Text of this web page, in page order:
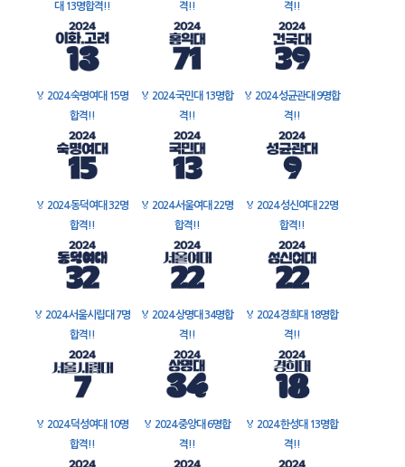
대 13명합격!!
격!!
격!!
🏅 2024 숙명여대 15명
합격!!
🏅 2024 국민대 13명합
격!!
🏅 2024 성균관대 9명합
격!!
🏅 2024 동덕여대 32명
합격!!
🏅 2024 서울여대 22명
합격!!
🏅 2024 성신여대 22명
합격!!
🏅 2024 서울시립대 7명
합격!!
🏅 2024 상명대 34명합
격!!
🏅 2024 경희대 18명합
격!!
🏅 2024 덕성여대 10명
합격!!
🏅 2024 중앙대 6명합
격!!
🏅 2024 한성대 13명합
격!!